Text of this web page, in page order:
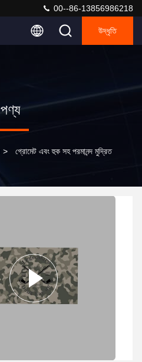
00--86-13856986218
উদ্ধৃতি
পণ্য
> গ্রোমেট এবং হুক সহ পরমানন্দ মুদ্রিত